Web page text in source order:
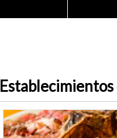
Establecimientos